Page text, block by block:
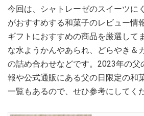
今回は、シャトレーゼのスイーツに
がおすすめする和菓子のレビュー情
ギフトにおすすめの商品を厳選して
な水ようかんやあられ、どらやき＆
の詰め合わせなどです。2023年の父
報や公式通販にある父の日限定の和
一覧もあるので、せひ参考にしてく